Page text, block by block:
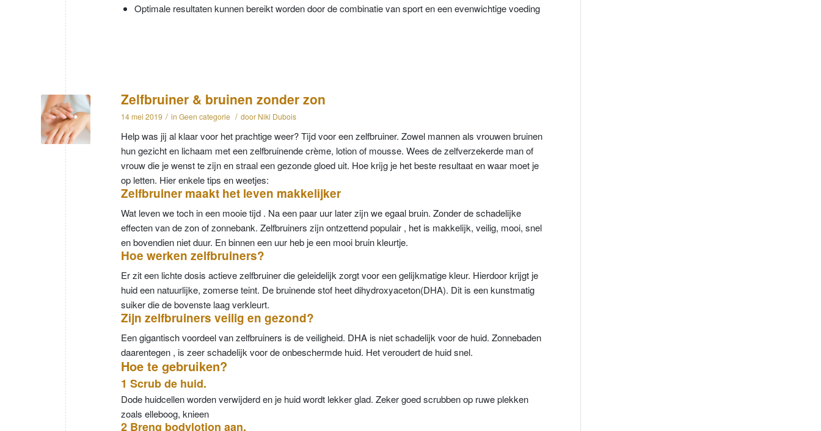
Optimale resultaten kunnen bereikt worden door de combinatie van sport en een evenwichtige voeding
Zelfbruiner & bruinen zonder zon
14 mei 2019 / in Geen categorie / door Niki Dubois
Help was jij al klaar voor het prachtige weer? Tijd voor een zelfbruiner. Zowel mannen als vrouwen bruinen
hun gezicht en lichaam met een zelfbruinende crème, lotion of mousse. Wees de zelfverzekerde man of
vrouw die je wenst te zijn en straal een gezonde gloed uit. Hoe krijg je het beste resultaat en waar moet je
op letten. Hier enkele tips en weetjes:
Zelfbruiner maakt het leven makkelijker
Wat leven we toch in een mooie tijd . Na een paar uur later zijn we egaal bruin. Zonder de schadelijke
effecten van de zon of zonnebank. Zelfbruiners zijn ontzettend populair , het is makkelijk, veilig, mooi, snel
en bovendien niet duur. En binnen een uur heb je een mooi bruin kleurtje.
Hoe werken zelfbruiners?
Er zit een lichte dosis actieve zelfbruiner die geleidelijk zorgt voor een gelijkmatige kleur. Hierdoor krijgt je
huid een natuurlijke, zomerse teint. De bruinende stof heet dihydroxyaceton(DHA). Dit is een kunstmatig
suiker die de bovenste laag verkleurt.
Zijn zelfbruiners veilig en gezond?
Een gigantisch voordeel van zelfbruiners is de veiligheid. DHA is niet schadelijk voor de huid. Zonnebaden
daarentegen , is zeer schadelijk voor de onbeschermde huid. Het veroudert de huid snel.
Hoe te gebruiken?
1 Scrub de huid.
Dode huidcellen worden verwijderd en je huid wordt lekker glad. Zeker goed scrubben op ruwe plekken
zoals elleboog, knieen
2 Breng bodylotion aan.